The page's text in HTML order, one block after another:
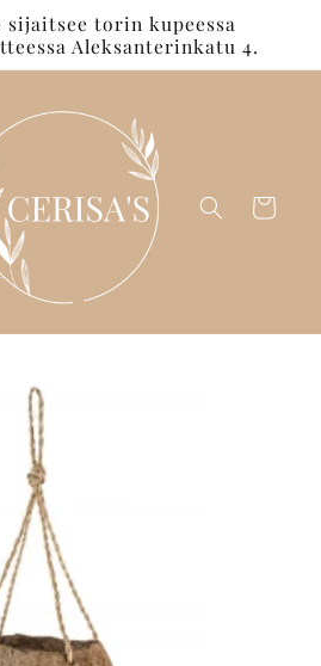
sijaitsee torin kupeessa
Aleksanterinkatu 4.
Ostoskori